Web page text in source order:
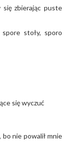
się zbierając puste
stoły, sporo
się wyczuć
nie powalił mnie